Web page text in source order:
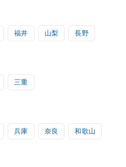
福井 山梨 長野
三重
兵庫 奈良 和歌山